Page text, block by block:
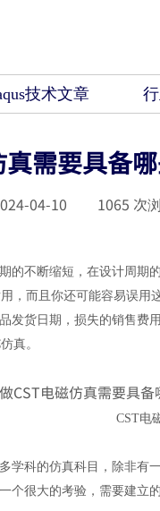
技术文章
需要具备
04-10 1065 次
的不断缩短，在设计周期
，而且你还可能容易误
发货日期，损失的销售
真。
CST电
学科的仿真科目，除非
个很大的考验，需要建